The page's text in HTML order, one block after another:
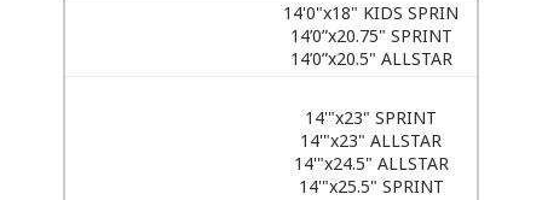
14'0"x18" KIDS SPRIN
14’0”x20.75" SPRINT
14’0”x20.5" ALLSTAR
14'"x23" SPRINT
14'"x23" ALLSTAR
14'"x24.5" ALLSTAR
14'"x25.5" SPRINT